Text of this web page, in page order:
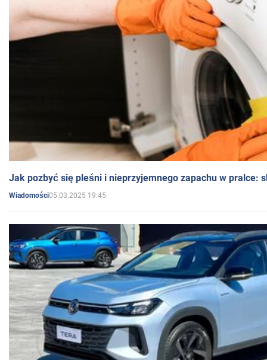
Jak pozbyć się pleśni i nieprzyjemnego zapachu w pralce:
Wiadomości05.03.2025 19:45